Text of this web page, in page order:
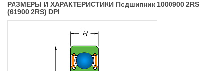
РАЗМЕРЫ И ХАРАКТЕРИСТИКИ Подшипник 1000900 2RS
(61900 2RS) DPI